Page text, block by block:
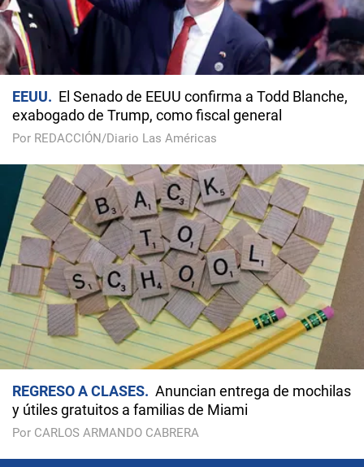
EEUU
El Senado de EEUU confirma a Todd Blanche,
exabogado de Trump, como fiscal general
Por REDACCIÓN/Diario Las Américas
REGRESO A CLASES
Anuncian entrega de mochilas
y útiles gratuitos a familias de Miami
Por CARLOS ARMANDO CABRERA